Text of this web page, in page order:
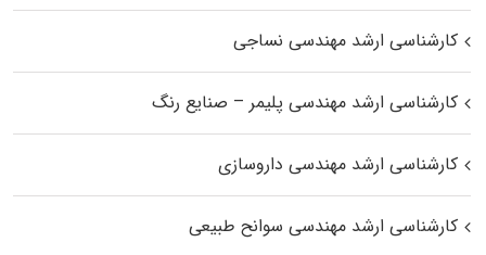
کارشناسی ارشد مهندسی نساجی
کارشناسی ارشد مهندسی پلیمر – صنایع رنگ
کارشناسی ارشد مهندسی داروسازی
کارشناسی ارشد مهندسی سوانح طبیعی